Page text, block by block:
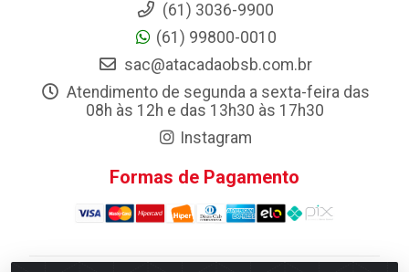
(61) 3036-9900
(61) 99800-0010
sac@atacadaobsb.com.br
Atendimento de segunda a sexta-feira das
08h às 12h e das 13h30 às 17h30
Instagram
Formas de Pagamento